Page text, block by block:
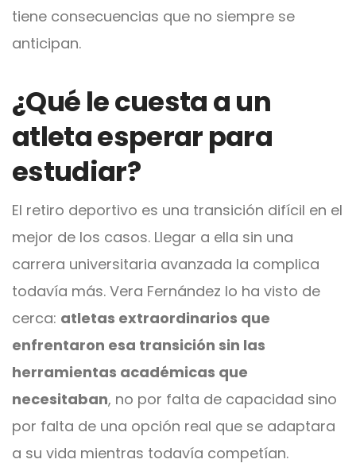
tiene consecuencias que no siempre se
anticipan.
¿Qué le cuesta a un
atleta esperar para
estudiar?
El retiro deportivo es una transición difícil en el
mejor de los casos. Llegar a ella sin una
carrera universitaria avanzada la complica
todavía más. Vera Fernández lo ha visto de
cerca: atletas extraordinarios que
enfrentaron esa transición sin las
herramientas académicas que
necesitaban, no por falta de capacidad sino
por falta de una opción real que se adaptara
a su vida mientras todavía competían.